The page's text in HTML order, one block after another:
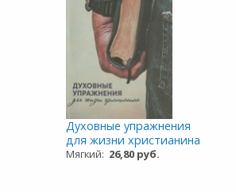
Духовные упражнения
для жизни христианина
Мягкий: 26,80 руб.